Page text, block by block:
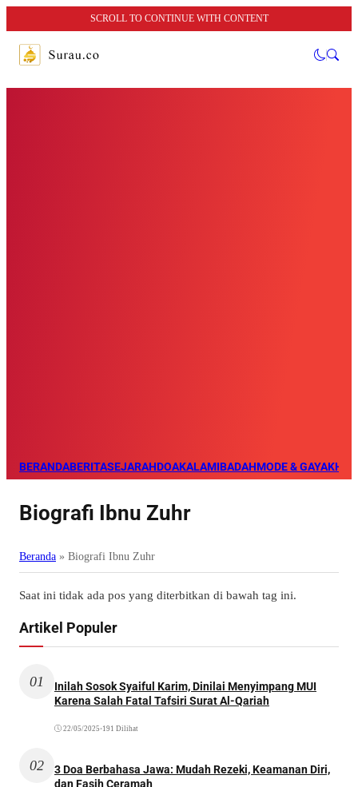
SCROLL TO CONTINUE WITH CONTENT
BERANDABERITASEJARAHDOAKALAMIBADAHMODE & GAYA
Biografi Ibnu Zuhr
Beranda » Biografi Ibnu Zuhr
Saat ini tidak ada pos yang diterbitkan di bawah tag ini.
Artikel Populer
01
Inilah Sosok Syaiful Karim, Dinilai Menyimpang MUI
Karena Salah Fatal Tafsiri Surat Al-Qariah
22/05/2025 •191 Dilihat
02
3 Doa Berbahasa Jawa: Mudah Rezeki, Keamanan Diri,
dan Fasih Ceramah